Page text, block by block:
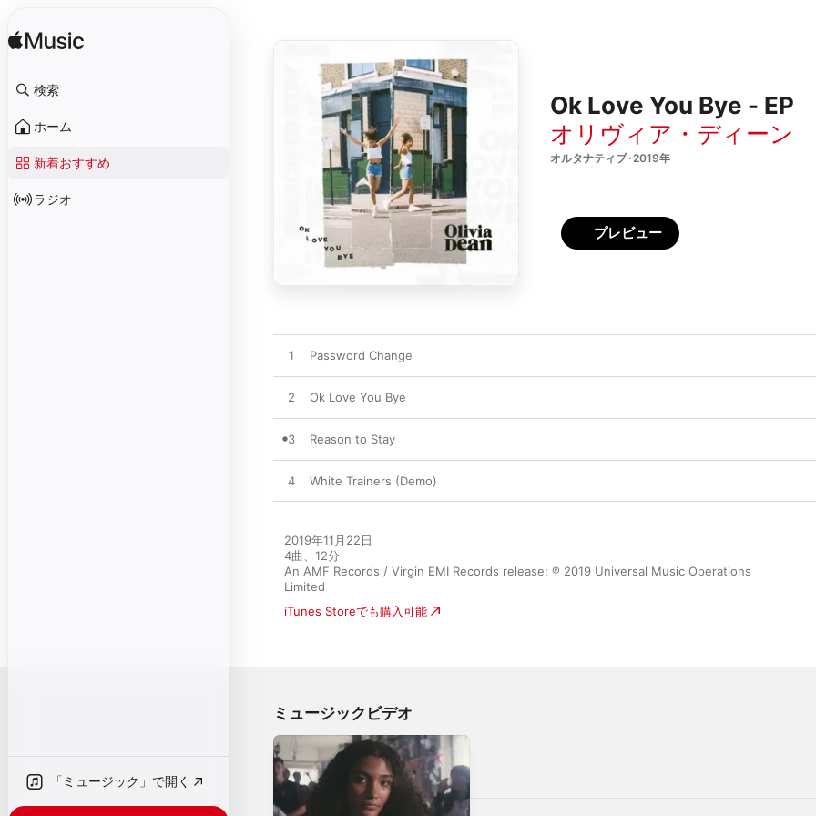
検索
ホーム
新着おすすめ
ラジオ
「ミュージック」で開く
Ok Love You Bye - EP
オリヴィア・ディーン
オルタナティブ · 2019年
プレビュー
1 Password Change
2 Ok Love You Bye
3 Reason to Stay
4 White Trainers (Demo)
2019年11月22日
4曲、12分
An AMF Records / Virgin EMI Records release; ℗ 2019 Universal Music Operations
Limited
iTunes Storeでも購入可能
ミュージックビデオ